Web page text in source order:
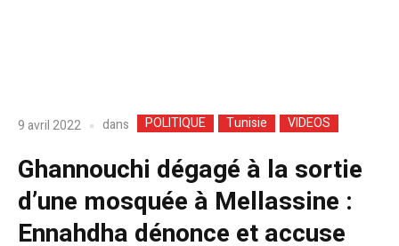
9 avril 2022 dans POLITIQUE Tunisie VIDEOS
Ghannouchi dégagé à la sortie
d’une mosquée à Mellassine :
Ennahdha dénonce et accuse